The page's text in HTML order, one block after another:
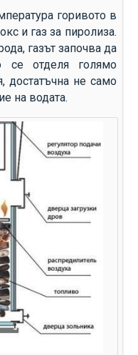
горивото в
и газ за пиролиза.
газът започва да
се отделя голямо
достатъчна не само
на водата.